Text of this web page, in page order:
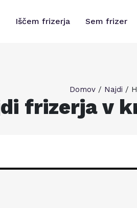
Iščem frizerja Sem frizer
Domov / Najdi /
frizerja v